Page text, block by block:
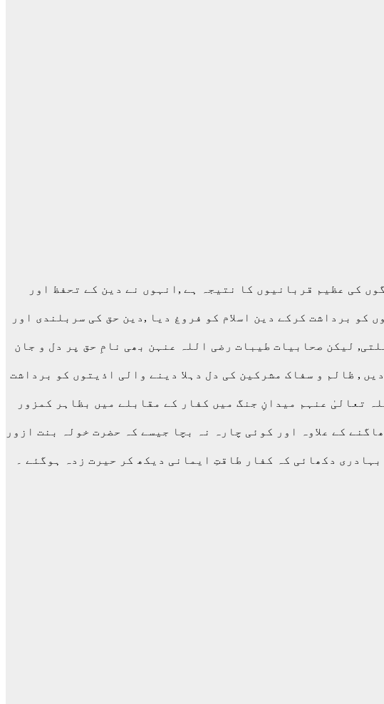
کی عظیم قربانیوں کا نتیجہ ہے ,انہوں نے دین کے تحفظ اور
برداشت کرکے دین اسلام کو فروغ دیا ,دین حق کی سربلندی اور
لیکن صحابیات طیبات رضی اللہ عنہن بھی نامِ حق پر دل و جان
, ظالم و سفاک مشرکین کی دل دہلا دینے والی اذیتوں کو برداشت
تعالیٰ عنہم میدانِ جنگ میں کفار کے مقابلے میں بظاہر کمزور
کے علاوہ اور کوئی چارہ نہ بچا جیسے کہ حضرت خولہ بنت ازور
دکھائی کہ کفار طاقتِ ایمانی دیکھ کر حیرت زدہ ہوگئے ۔